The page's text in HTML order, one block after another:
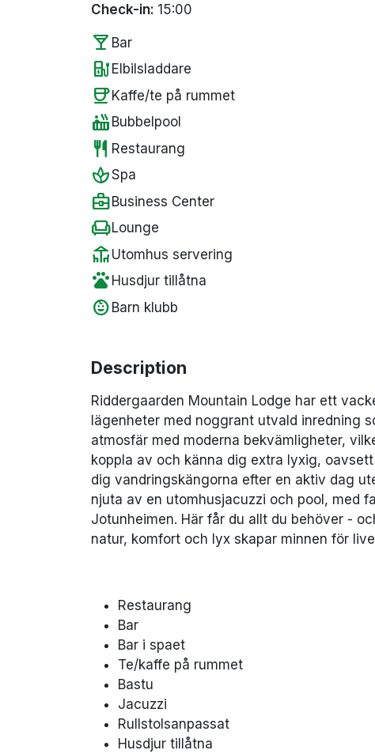
Check-in: 15:00
local_bar Bar
ev_station Elbilsladdare
coffeeKaffe/te på rummet
hot_tub Bubbelpool
restaurant Restaurang
spaSpa
business_centerBusiness Center
chairLounge
deck Utomhus servering
pets Husdjur tillåtna
child_care Barn klubb
Description
Riddergaarden Mountain Lodge har ett
lägenheter med noggrant utvald inredning
atmosfär med moderna bekvämligheter,
koppla av och känna dig extra lyxig,
dig vandringskängorna efter en aktiv dag
njuta av en utomhusjacuzzi och pool, med
Jotunheimen. Här får du allt du behöver -
natur, komfort och lyx skapar minnen för
Restaurang
Bar
Bar i spaet
Te/kaffe på rummet
Bastu
Jacuzzi
Rullstolsanpassat
Husdjur tillåtna